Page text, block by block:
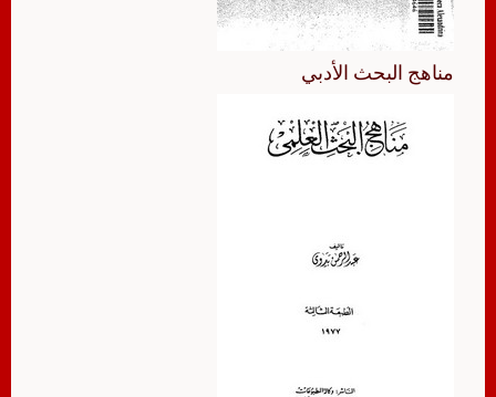
مناهج البحث الأدبي